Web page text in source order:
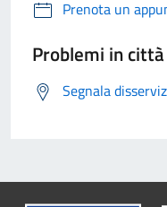
Prenota un
Problemi in città
Segnala